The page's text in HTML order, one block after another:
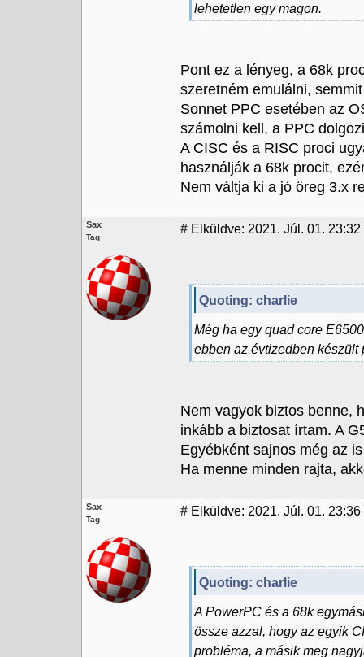
lehetetlen egy magon.
Pont ez a lényeg, a 68k
szeretném emulálni,
Sonnet PPC esetében az
számolni kell, a PPC
A CISC és a RISC proci
használják a 68k procit,
Nem váltja ki a jó öreg 3.x
Sax
Tag
# Elküldve: 2021. Júl. 01. 23:32
Quoting: charlie
Még ha egy quad core
ebben az évtizedben készült
Nem vagyok biztos benne,
inkább a biztosat írtam. A
Egyébként sajnos még az
Ha menne minden rajta,
Sax
Tag
# Elküldve: 2021. Júl. 01. 23:36
Quoting: charlie
A PowerPC és a 68k
össze azzal, hogy az egyik
probléma, a másik meg